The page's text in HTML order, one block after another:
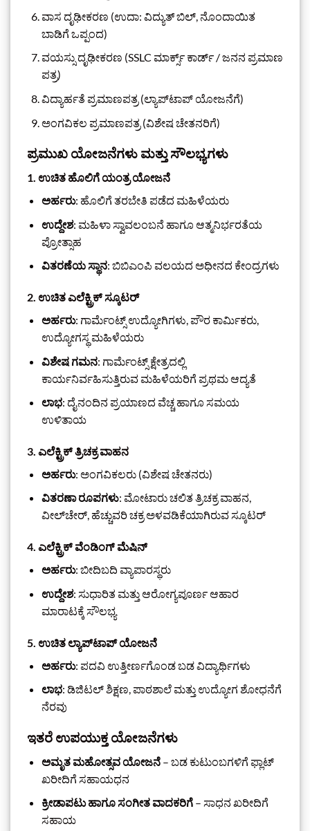
ವಾಸ ದೃಢೀಕರಣ (ಉದಾ: ವಿದ್ಯುತ್ ಬಿಲ್, ನೊಂದಾಯಿತ
ಬಾಡಿಗೆ ಒಪ್ಪಂದ)
ವಯಸ್ಸು ದೃಢೀಕರಣ (SSLC ಮಾರ್ಕ್ಸ್ ಕಾರ್ಡ್ / ಜನನ ಪ್ರಮಾಣ
ಪತ್ರ)
ವಿದ್ಯಾರ್ಹತೆ ಪ್ರಮಾಣಪತ್ರ (ಲ್ಯಾಪ್‌ಟಾಪ್ ಯೋಜನೆಗೆ)
ಅಂಗವಿಕಲ ಪ್ರಮಾಣಪತ್ರ (ವಿಶೇಷ ಚೇತನರಿಗೆ)
ಪ್ರಮುಖ ಯೋಜನೆಗಳು ಮತ್ತು ಸೌಲಭ್ಯಗಳು
1. ಉಚಿತ ಹೊಲಿಗೆ ಯಂತ್ರ ಯೋಜನೆ
ಅರ್ಹರು: ಹೊಲಿಗೆ ತರಬೇತಿ ಪಡೆದ ಮಹಿಳೆಯರು
ಉದ್ದೇಶ: ಮಹಿಳಾ ಸ್ವಾವಲಂಬನೆ ಹಾಗೂ ಆತ್ಮನಿರ್ಭರತೆಯ
ಪ್ರೋತ್ಸಾಹ
ವಿತರಣೆಯ ಸ್ಥಾನ: ಬಿಬಿಎಂಪಿ ವಲಯದ ಅಧೀನದ ಕೇಂದ್ರಗಳು
2. ಉಚಿತ ಎಲೆಕ್ಟ್ರಿಕ್ ಸ್ಕೂಟರ್
ಅರ್ಹರು: ಗಾರ್ಮೆಂಟ್ಸ್ ಉದ್ಯೋಗಿಗಳು, ಪೌರ ಕಾರ್ಮಿಕರು,
ಉದ್ಯೋಗಸ್ಥ ಮಹಿಳೆಯರು
ವಿಶೇಷ ಗಮನ: ಗಾರ್ಮೆಂಟ್ಸ್ ಕ್ಷೇತ್ರದಲ್ಲಿ
ಕಾರ್ಯನಿರ್ವಹಿಸುತ್ತಿರುವ ಮಹಿಳೆಯರಿಗೆ ಪ್ರಥಮ ಆದ್ಯತೆ
ಲಾಭ: ದೈನಂದಿನ ಪ್ರಯಾಣದ ವೆಚ್ಚ ಹಾಗೂ ಸಮಯ
ಉಳಿತಾಯ
3. ಎಲೆಕ್ಟ್ರಿಕ್ ತ್ರಿಚಕ್ರ ವಾಹನ
ಅರ್ಹರು: ಅಂಗವಿಕಲರು (ವಿಶೇಷ ಚೇತನರು)
ವಿತರಣಾ ರೂಪಗಳು: ಮೋಟಾರು ಚಲಿತ ತ್ರಿಚಕ್ರ ವಾಹನ,
ವೀಲ್‌ಚೇರ್, ಹೆಚ್ಚುವರಿ ಚಕ್ರ ಅಳವಡಿಕೆಯಾಗಿರುವ ಸ್ಕೂಟರ್
4. ಎಲೆಕ್ಟ್ರಿಕ್ ವೆಂಡಿಂಗ್ ಮೆಷಿನ್
ಅರ್ಹರು: ಬೀದಿಬದಿ ವ್ಯಾಪಾರಸ್ಥರು
ಉದ್ದೇಶ: ಸುಧಾರಿತ ಮತ್ತು ಆರೋಗ್ಯಪೂರ್ಣ ಆಹಾರ
ಮಾರಾಟಕ್ಕೆ ಸೌಲಭ್ಯ
5. ಉಚಿತ ಲ್ಯಾಪ್‌ಟಾಪ್ ಯೋಜನೆ
ಅರ್ಹರು: ಪದವಿ ಉತ್ತೀರ್ಣಗೊಂಡ ಬಡ ವಿದ್ಯಾರ್ಥಿಗಳು
ಲಾಭ: ಡಿಜಿಟಲ್ ಶಿಕ್ಷಣ, ಪಾಠಶಾಲೆ ಮತ್ತು ಉದ್ಯೋಗ ಶೋಧನೆಗೆ
ನೆರವು
ಇತರೆ ಉಪಯುಕ್ತ ಯೋಜನೆಗಳು
ಅಮೃತ ಮಹೋತ್ಸವ ಯೋಜನೆ– ಬಡ ಕುಟುಂಬಗಳಿಗೆ ಫ್ಲಾಟ್
ಖರೀದಿಗೆ ಸಹಾಯಧನ
ಕ್ರೀಡಾಪಟು ಹಾಗೂ ಸಂಗೀತ ವಾದಕರಿಗೆ– ಸಾಧನ ಖರೀದಿಗೆ
ಸಹಾಯ